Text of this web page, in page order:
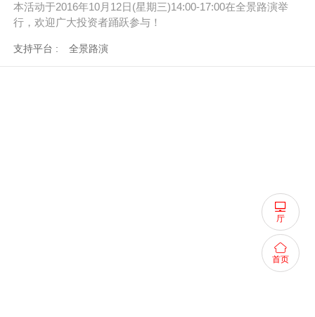
本活动于2016年10月12日(星期三)14:00-17:00在全景路演举
行，欢迎广大投资者踊跃参与！
支持平台 : 全景路演
厅
首页